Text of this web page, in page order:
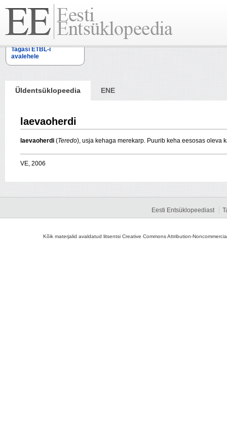
Tagasi ETBL-i
avalehele
Üldentsüklopeedia ENE
laevaoherdi
laevaoherdi (Teredo), usja kehaga merekarp. Puurib keha eesosas oleva
VE, 2006
Eesti Entsüklopeediast
Kõik materjalid avaldatud litsentsi Creative Commons Attribution-